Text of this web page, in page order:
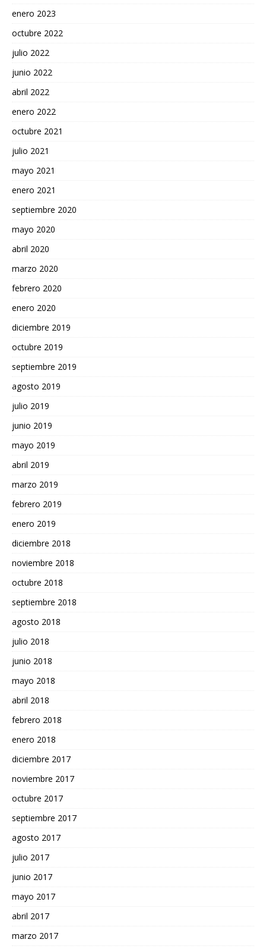
enero 2023
octubre 2022
julio 2022
junio 2022
abril 2022
enero 2022
octubre 2021
julio 2021
mayo 2021
enero 2021
septiembre 2020
mayo 2020
abril 2020
marzo 2020
febrero 2020
enero 2020
diciembre 2019
octubre 2019
septiembre 2019
agosto 2019
julio 2019
junio 2019
mayo 2019
abril 2019
marzo 2019
febrero 2019
enero 2019
diciembre 2018
noviembre 2018
octubre 2018
septiembre 2018
agosto 2018
julio 2018
junio 2018
mayo 2018
abril 2018
febrero 2018
enero 2018
diciembre 2017
noviembre 2017
octubre 2017
septiembre 2017
agosto 2017
julio 2017
junio 2017
mayo 2017
abril 2017
marzo 2017